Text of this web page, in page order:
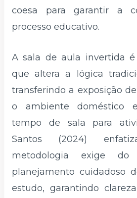
coesa para garantir a
processo educativo.
A sala de aula invertida
que altera a lógica
transferindo a exposição
o ambiente doméstico
tempo de sala para
Santos (2024)
metodologia exige do
planejamento cuidadoso
estudo, garantindo